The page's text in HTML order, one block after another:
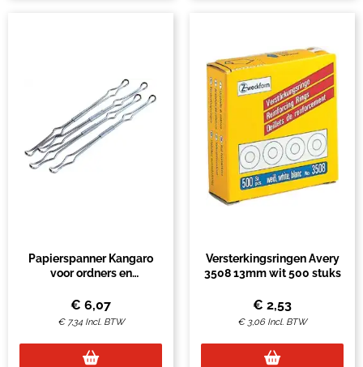
Papierspanner Kangaro
voor ordners en
€ 6,07
€ 7,34 Incl. BTW
Versterkingsringen Avery
3508 13mm wit 500 stuks
€ 2,53
€ 3,06 Incl. BTW